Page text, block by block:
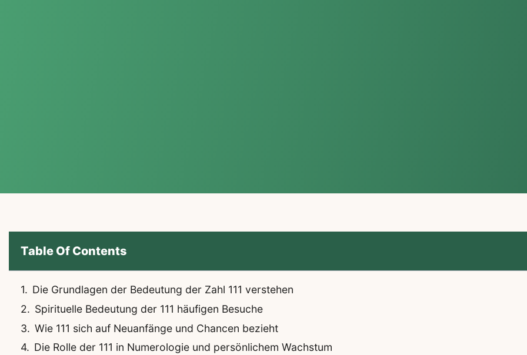
Table Of Contents
Die Grundlagen der Bedeutung der Zahl 111 verstehen
Spirituelle Bedeutung der 111 häufigen Besuche
Wie 111 sich auf Neuanfänge und Chancen bezieht
Die Rolle der 111 in Numerologie und persönlichem Wachstum